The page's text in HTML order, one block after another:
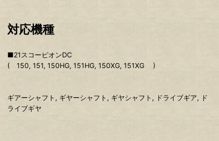
対応機種
■21スコーピオンDC
( 150, 151, 150HG, 151HG, 150XG, 151XG )
ギアーシャフト, ギヤーシャフト, ギヤシャフト, ドライブギア, ド
ライブギヤ